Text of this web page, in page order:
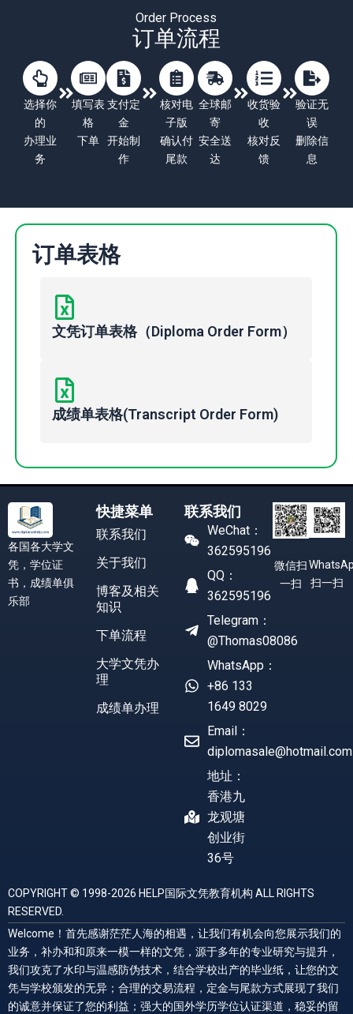
Order Process
订单流程
选择你
的
办理业
务
填写表
格
下单
支付定
金
开始制
作
核对电
子版
确认付
尾款
全球邮
寄
安全送
达
收货验
收
核对反
馈
验证无
误
删除信
息
订单表格
文凭订单表格（Diploma Order Form）
成绩单表格(Transcript Order Form)
各国各大学文
凭，学位证
书，成绩单俱
乐部
快捷菜单
联系我们
关于我们
博客及相关
知识
下单流程
大学文凭办
理
成绩单办理
联系我们
WeChat：
362595196
QQ：
362595196
Telegram：
@Thomas08086
WhatsApp：
+86 133
1649 8029
Email：
diplomasale@hotmail.com
地址：
香港九
龙观塘
创业街
36号
微信扫
一扫
扫一扫
COPYRIGHT © 1998-2026 HELP国际文凭教育机构 ALL RIGHTS
RESERVED.
Welcome！首先感谢茫茫人海的相遇，让我们有机会向您展示我们的
业务，补办和和原来一模一样的文凭，源于多年的专业研究与提升，
我们攻克了水印与温感防伪技术，结合学校出产的毕业纸，让您的文
凭与学校颁发的无异；合理的交易流程，定金与尾款方式展现了我们
的诚意并保证了您的利益；强大的国外学历学位认证渠道，稳妥的留